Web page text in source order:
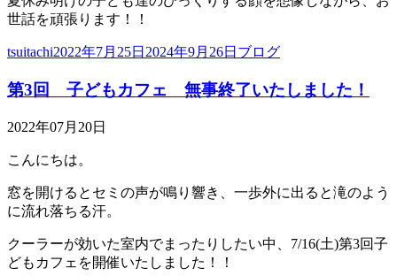
世話を頑張ります！！
投
者
tsuitachi投
日:
2022年7月25日 2024年9月26日 カ
ゴ
ブログ
第3回 子どもカフェ 無事終了いたしました！
2022年07月20日
こんにちは。
窓を開けるとセミの声が鳴り響き、一歩外に出ると滝のよう
に流れ落ちる汗。
クーラーが効いた室内でまったりしたい中、7/16(土)第3回子
どもカフェを開催いたしました！！